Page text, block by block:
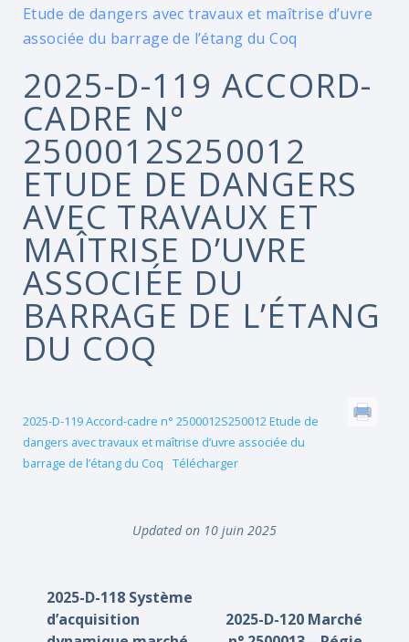
Etude de dangers avec travaux et maîtrise d’uvre
associée du barrage de l’étang du Coq
2025-D-119 ACCORD-
CADRE N°
2500012S250012
ETUDE DE DANGERS
AVEC TRAVAUX ET
MAÎTRISE D’UVRE
ASSOCIÉE DU
BARRAGE DE L’ÉTANG
DU COQ
2025-D-119 Accord-cadre n° 2500012S250012 Etude de
dangers avec travaux et maîtrise d’uvre associée du
barrage de l’étang du Coq
Télécharger
Updated on 10 juin 2025
2025-D-118 Système
d’acquisition
2025-D-120 Marché